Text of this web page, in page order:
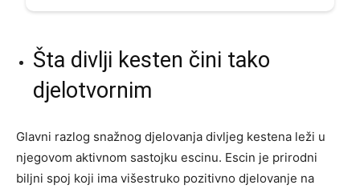
Šta divlji kesten čini tako
djelotvornim
Glavni razlog snažnog djelovanja divljeg kestena leži u
njegovom aktivnom sastojku escinu. Escin je prirodni
biljni spoj koji ima višestruko pozitivno djelovanje na